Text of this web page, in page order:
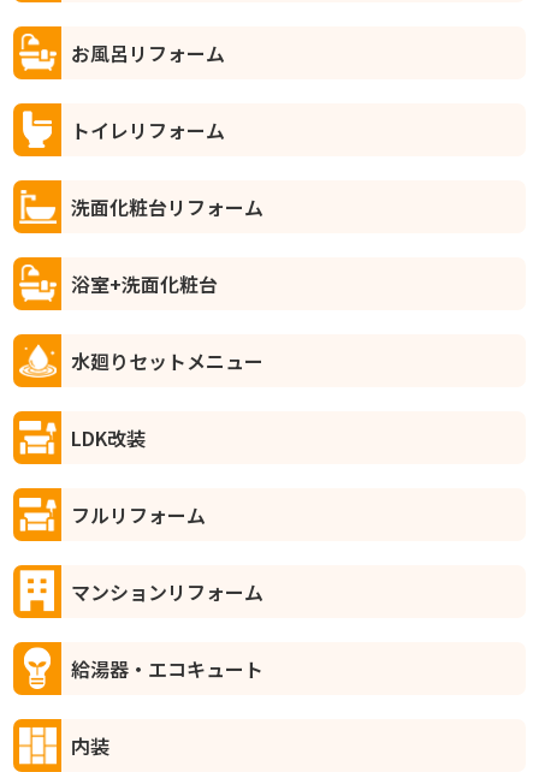
お風呂リフォーム
トイレリフォーム
洗面化粧台リフォーム
浴室+洗面化粧台
水廻りセットメニュー
LDK改装
フルリフォーム
マンションリフォーム
給湯器・エコキュート
内装